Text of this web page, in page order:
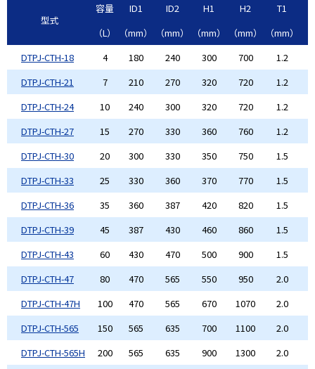
型式
容量 ID1 ID2 H1 H2 T1
（L）
（mm） （mm） （mm） （mm） （mm）
DTPJ-CTH-18
4 180 240 300 700 1.2
DTPJ-CTH-21
7 210 270 320 720 1.2
DTPJ-CTH-24
10 240 300 320 720 1.2
DTPJ-CTH-27
15 270 330 360 760 1.2
DTPJ-CTH-30
20 300 330 350 750 1.5
DTPJ-CTH-33
25 330 360 370 770 1.5
DTPJ-CTH-36
35 360 387 420 820 1.5
DTPJ-CTH-39
45 387 430 460 860 1.5
DTPJ-CTH-43
60 430 470 500 900 1.5
DTPJ-CTH-47
80 470 565 550 950 2.0
DTPJ-CTH-47H
100 470 565 670 1070 2.0
DTPJ-CTH-565
150 565 635 700 1100 2.0
DTPJ-CTH-565H
200 565 635 900 1300 2.0